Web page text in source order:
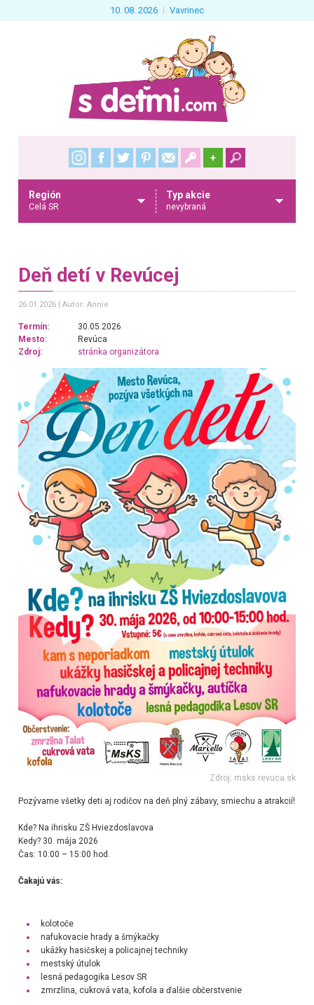
10. 08. 2026 Vavrinec
+
Región
Celá SR
Typ akcie
nevybraná
Deň detí v Revúcej
26.01.2026 Autor: Annie
Termín:
30.05.2026
Mesto:
Revúca
Zdroj:
stránka organizátora
Zdroj: msks.revuca.sk
Pozývame všetky deti aj rodičov na deň plný zábavy, smiechu a atrakcií!
Kde? Na ihrisku ZŠ Hviezdoslavova
Kedy? 30. mája 2026
Čas: 10:00 – 15:00 hod.
Čakajú vás:
kolotoče
nafukovacie hrady a šmýkačky
ukážky hasičskej a policajnej techniky
mestský útulok
lesná pedagogika Lesov SR
zmrzlina, cukrová vata, kofola a ďalšie občerstvenie